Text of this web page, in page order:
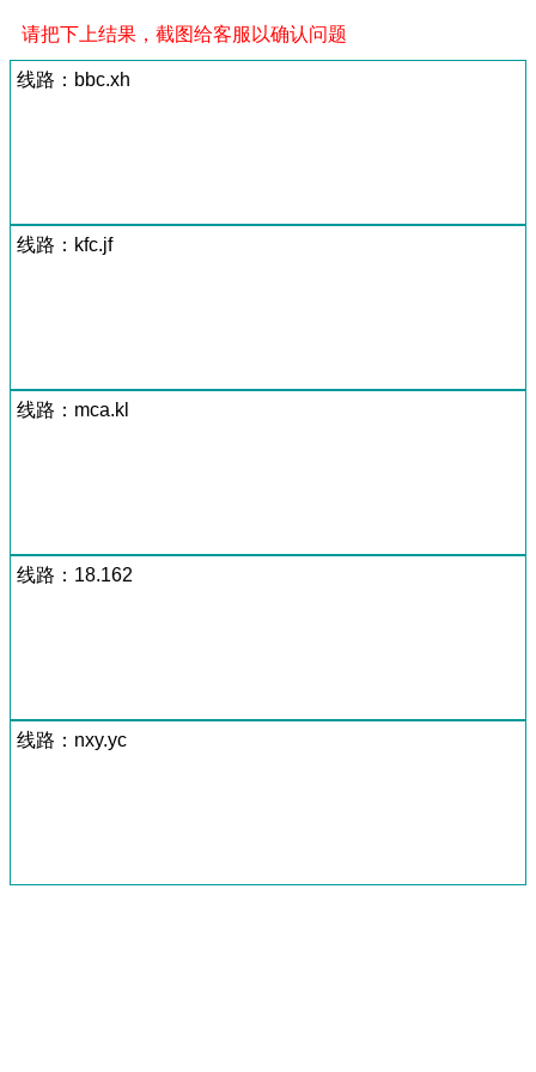
请把下上结果，截图给客服以确认问题
线路：bbc.xh
线路：kfc.jf
线路：mca.kl
线路：18.162
线路：nxy.yc